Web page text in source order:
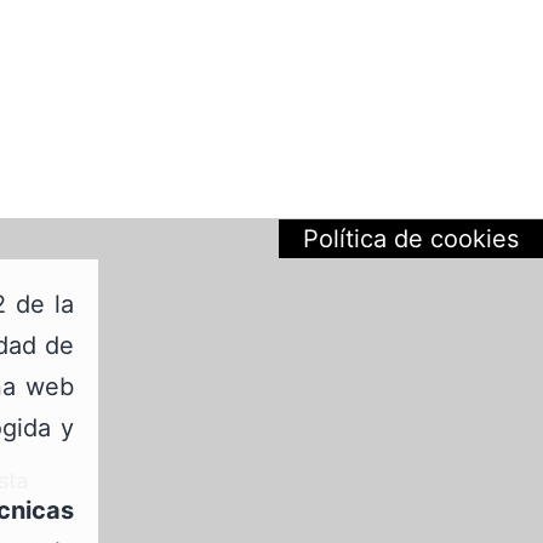
Política de cookies
de la
de
web
y